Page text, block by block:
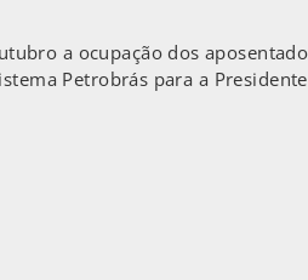
a ocupação dos
Petrobrás para a